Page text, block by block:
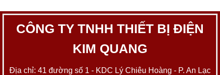
CÔNG TY TNHH THIẾT BỊ ĐIỆN
KIM QUANG
Địa chỉ: 41 đường số 1 - KDC Lý Chiêu Hoàng - P. An Lạc